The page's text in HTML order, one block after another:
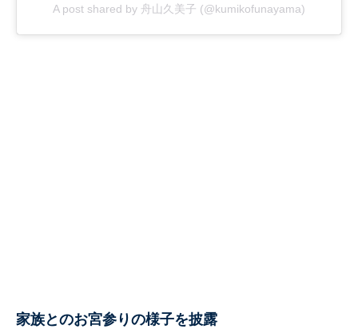
A post shared by 舟山久美子 (@kumikofunayama)
家族とのお宮参りの様子を披露